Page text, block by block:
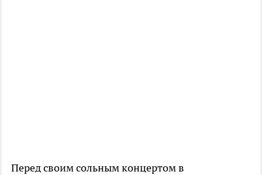
Перед своим сольным концертом в